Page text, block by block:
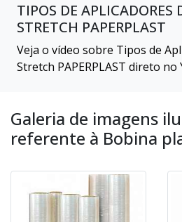
TIPOS DE APLICADORES
STRETCH PAPERPLAST
Veja o vídeo sobre Tipos de
Stretch PAPERPLAST direto no
Galeria de imagens
referente à Bobina